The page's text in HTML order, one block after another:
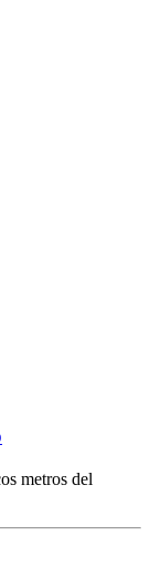
metros del